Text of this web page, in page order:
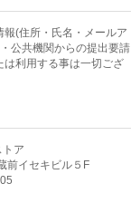
(住所・氏名・メールア
公共機関からの提出要請
利用する事は一切ござ
ア
前イセキビル５F